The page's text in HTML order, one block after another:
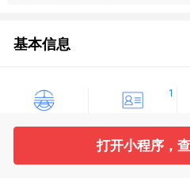
基本信息
工商信息
1
股东信息
8
打开小程序，